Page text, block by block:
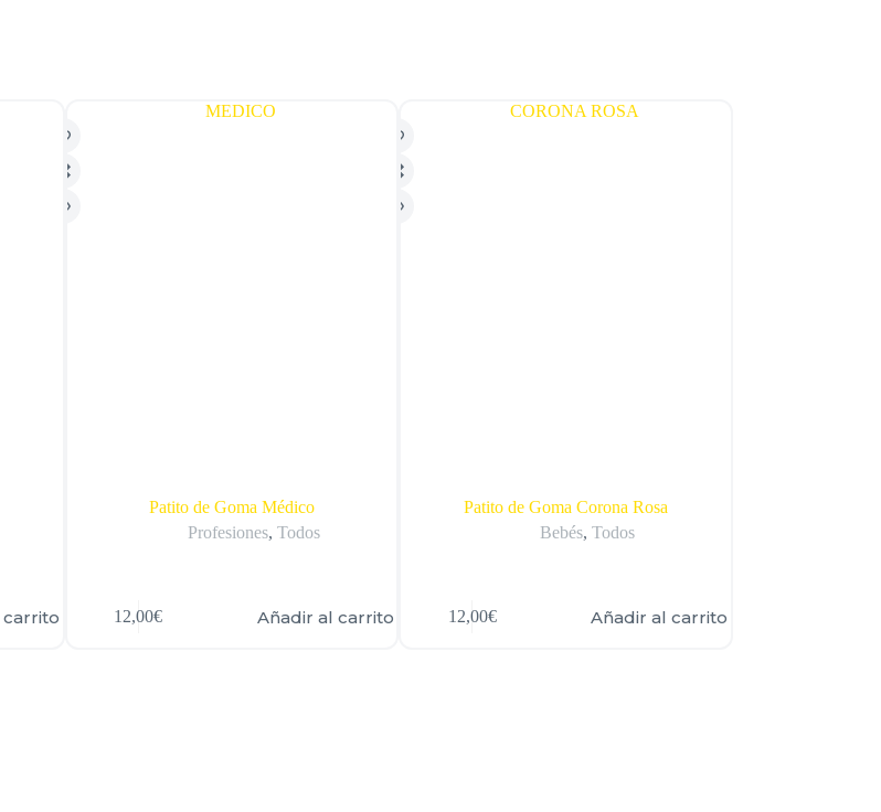
carrito
Patito de Goma Médico
Profesiones, Todos
12,00€ Añadir al carrito
Patito de Goma Corona Rosa
Bebés,Todos
12,00€ Añadir al carrito